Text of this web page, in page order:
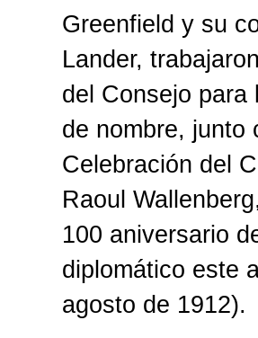
Greenfield y su
Lander,
del Consejo para
de nombre, junto
Celebración del
Raoul
100 aniversario
diplomático este
agosto de 1912).